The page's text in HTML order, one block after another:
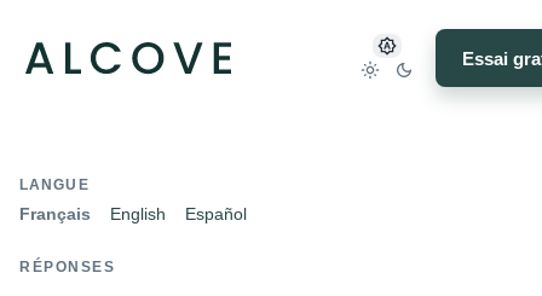
Essai
LANGUE
Français English Español
RÉPONSES